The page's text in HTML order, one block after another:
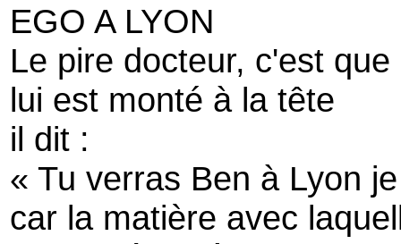
EGO A LYON
Le pire docteur, c'est
lui est monté à la tête
il dit :
« Tu verras Ben à Lyon
car la matière avec